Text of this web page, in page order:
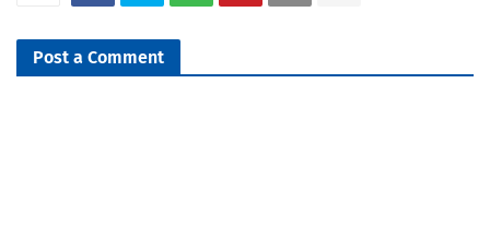
Post a Comment